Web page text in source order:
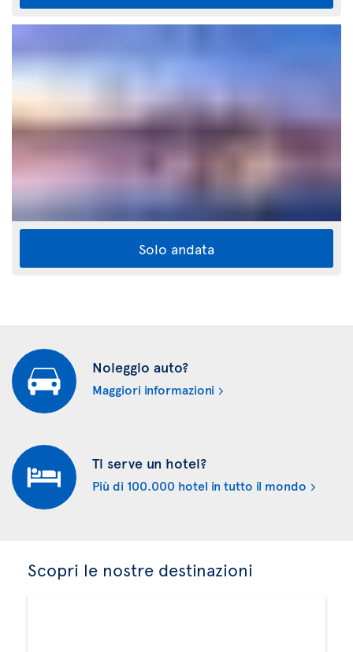
Solo andata
Noleggio auto?
Maggiori informazioni
Ti serve un hotel?
Più di 100.000 hotel in tutto il mondo
Scopri le nostre destinazioni